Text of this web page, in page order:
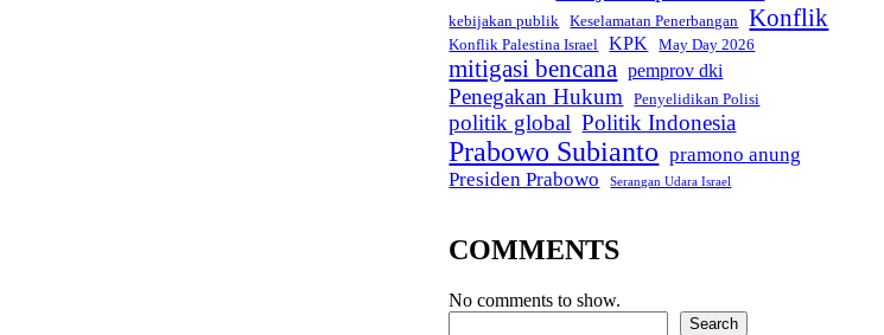
kebijakan publik Keselamatan Penerbangan Konflik
Konflik Palestina Israel KPK May Day 2026
mitigasi bencana pemprov dki
Penegakan Hukum Penyelidikan Polisi
politik global Politik Indonesia
Prabowo Subianto pramono anung
Presiden Prabowo
Serangan Udara Israel
COMMENTS
No comments to show.
Search